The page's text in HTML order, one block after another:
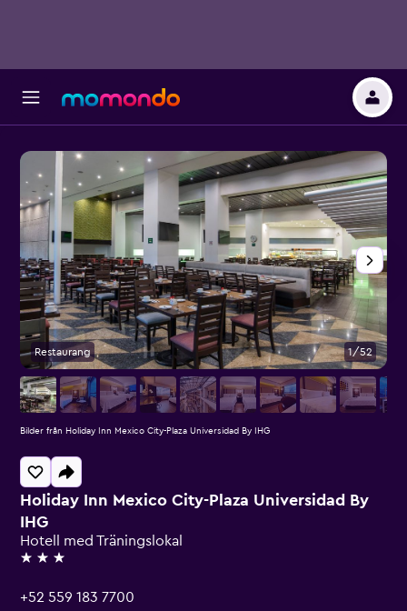
Holiday Inn Mexico City-Plaza Universidad By
IHG
Hotell med Träningslokal
3 stjärnor
+52 559 183 7700
Restaurang 1/52
Bilder från Holiday Inn Mexico City-Plaza Universidad By IHG